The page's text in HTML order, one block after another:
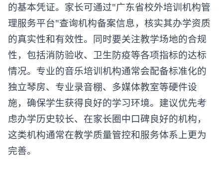
的基本凭证。家长可通过"广东省校外培训机构管
理服务平台"查询机构备案信息，核实其办学资质
的真实性和有效性。同时要关注教学场地的合规
性，包括消防验收、卫生防疫等各项指标的达标
情况。专业的音乐培训机构通常会配备标准化的
独立琴房、专业录音棚、多媒体教室等硬件设
施，确保学生获得良好的学习环境。建议优先考
虑办学历史较长、在家长圈中口碑良好的机构，
这类机构通常在教学质量管控和服务体系上更为
完善。